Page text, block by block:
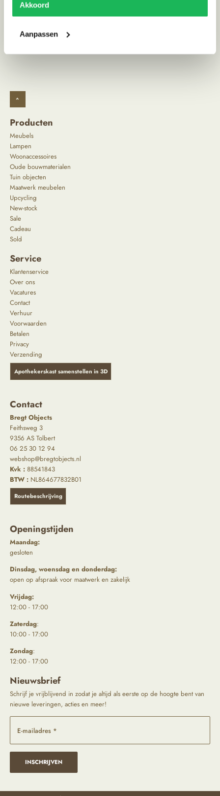
Akkoord
Aanpassen
Schrijf review
^
Producten
Meubels
Lampen
Woonaccessoires
Oude bouwmaterialen
Tuin objecten
Maatwerk meubelen
Upcycling
New-stock
Sale
Cadeau
Sold
Service
Klantenservice
Over ons
Vacatures
Contact
Verhuur
Voorwaarden
Betalen
Privacy
Verzending
Apothekerskast samenstellen in 3D
Contact
Bregt Objects
Feithsweg 3
9356 AS Tolbert
06 25 30 12 94
webshop@bregtobjects.nl
Kvk : 88541843
BTW : NL864677832B01
Routebeschrijving
Openingstijden
Maandag:
gesloten
Dinsdag, woensdag en donderdag:
open op afspraak voor maatwerk en zakelijk
Vrijdag:
12:00 - 17:00
Zaterdag:
10:00 - 17:00
Zondag:
12:00 - 17:00
Nieuwsbrief
Schrijf je vrijblijvend in zodat je altijd als eerste op de hoogte bent van
nieuwe leveringen, acties en meer!
E-mailadres *
INSCHRIJVEN